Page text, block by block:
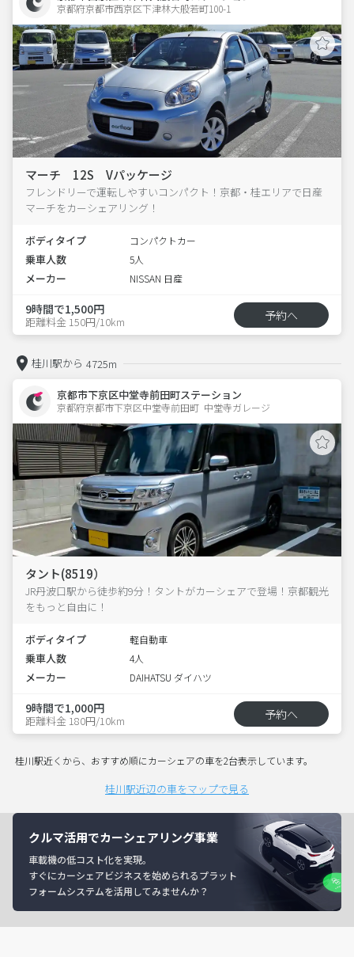
京都府京都市西京区下津林大般若町100-1
マーチ 12S Vパッケージ
フレンドリーで運転しやすいコンパクト！京都・桂エリアで日産
マーチをカーシェアリング！
ボディタイプ コンパクトカー
乗車人数 5人
メーカー NISSAN 日産
9時間で1,500円
距離料金 150円/10km 予約へ
桂川駅から 4725m
京都市下京区中堂寺前田町ステーション
京都府京都市下京区中堂寺前田町  中堂寺ガレージ
タント(8519）
JR丹波口駅から徒歩約9分！タントがカーシェアで登場！京都観光
をもっと自由に！
ボディタイプ 軽自動車
乗車人数 4人
メーカー DAIHATSU ダイハツ
9時間で1,000円
距離料金 180円/10km 予約へ
桂川駅近くから、おすすめ順にカーシェアの車を2台表示しています。
桂川駅近辺の車をマップで見る
クルマ活用でカーシェアリング事業
車載機の低コスト化を実現。
すぐにカーシェアビジネスを始められるプラット
フォームシステムを活用してみませんか？